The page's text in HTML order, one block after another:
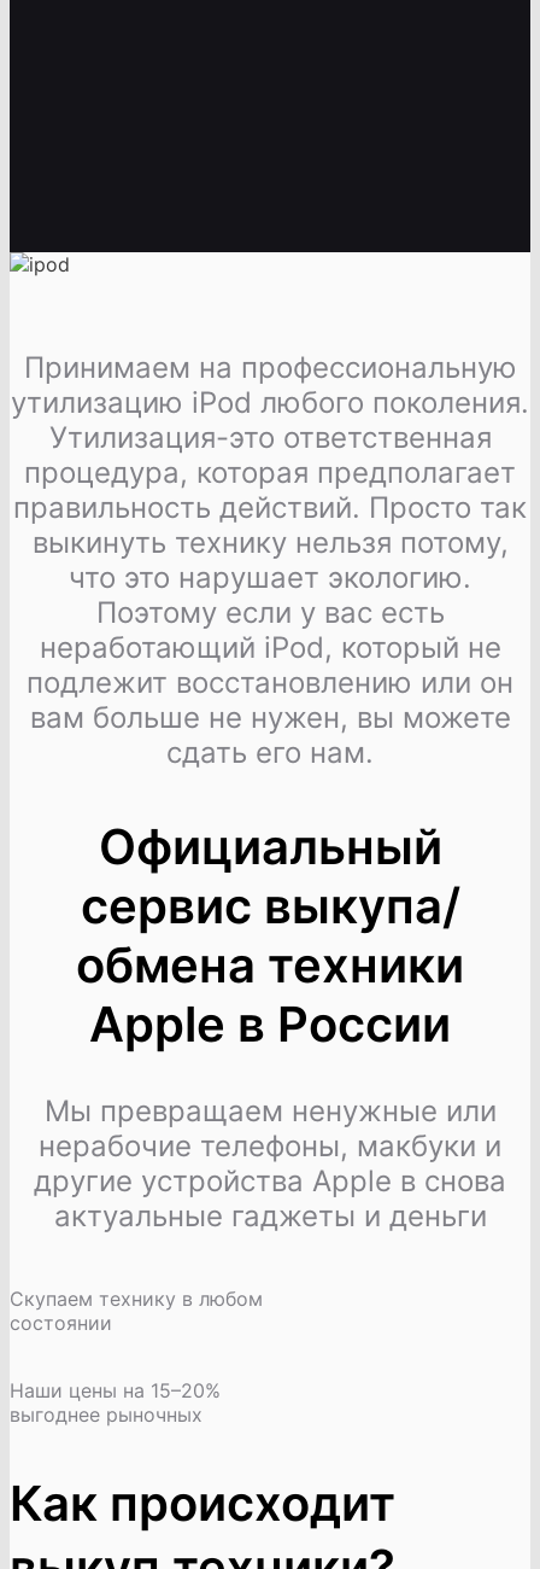
Принимаем на профессиональную
утилизацию iPod любого поколения.
Утилизация-это ответственная
процедура, которая предполагает
правильность действий. Просто так
выкинуть технику нельзя потому,
что это нарушает экологию.
Поэтому если у вас есть
неработающий iPod, который не
подлежит восстановлению или он
вам больше не нужен, вы можете
сдать его нам.
Официальный
сервис выкупа/
обмена техники
Apple в России
Мы превращаем ненужные или
нерабочие телефоны, макбуки и
другие устройства Apple в снова
актуальные гаджеты и деньги
Скупаем технику в любом
состоянии
Наши цены на 15–20%
выгоднее рыночных
Как происходит